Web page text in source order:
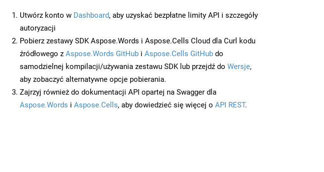
Utwórz konto w Dashboard, aby uzyskać bezpłatne limity API i szczegóły
autoryzacji
Pobierz zestawy SDK Aspose.Words i Aspose.Cells Cloud dla Curl kodu
źródłowego z Aspose.Words GitHub i Aspose.Cells GitHub do
samodzielnej kompilacji/używania zestawu SDK lub przejdź do Wersje,
aby zobaczyć alternatywne opcje pobierania.
Zajrzyj również do dokumentacji API opartej na Swagger dla
Aspose.Words i Aspose.Cells, aby dowiedzieć się więcej o API REST.